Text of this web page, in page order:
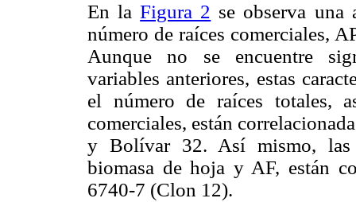
En laFigura 2 se observa una
número de raíces comerciales,
Aunque no se encuentre
variables anteriores, estas
el número de raíces totales,
comerciales, están
y Bolívar 32. Así mismo, las
biomasa de hoja y AF, están
6740-7 (Clon 12).